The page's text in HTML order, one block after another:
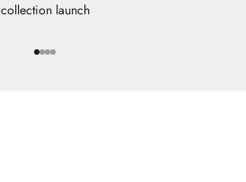
collection launch
Aller à l'élément 1
Aller à l'élément 2
Aller à l'élément 3
Aller à l'élément 4